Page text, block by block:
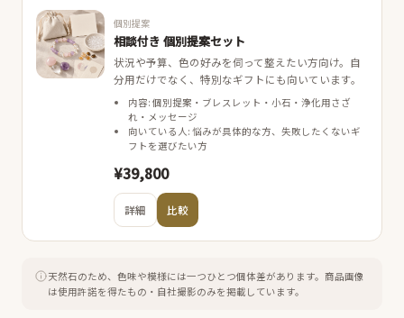
個別提案
相談付き 個別提案セット
状況や予算、色の好みを伺って整えたい方向け。自
分用だけでなく、特別なギフトにも向いています。
内容: 個別提案・ブレスレット・小石・浄化用さざ
れ・メッセージ
向いている人: 悩みが具体的な方、失敗したくないギ
フトを選びたい方
¥39,800
詳細 比較
天然石のため、色味や模様には一つひとつ個体差があります。 商品画像
は使用許諾を得たもの・自社撮影のみを掲載しています。